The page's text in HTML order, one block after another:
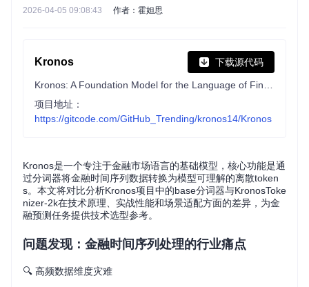
2026-04-05 09:08:43 作者：霍妲思
Kronos 下载源代码
项目地址：
https://gitcode.com/GitHub_Trending/kronos14/Kronos
Kronos是一个专注于金融市场语言的基础模型，核心功能是通
过分词器将金融时间序列数据转换为模型可理解的离散token
s。本文将对比分析Kronos项目中的base分词器与KronosToke
nizer-2k在技术原理、实战性能和场景适配方面的差异，为金
融预测任务提供技术选型参考。
问题发现：金融时间序列处理的行业痛点
🔍 高频数据维度灾难